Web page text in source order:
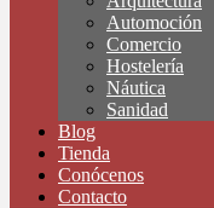
Automoción
Comercio
Hostelería
Náutica
Sanidad
Blog
Tienda
Conócenos
Contacto